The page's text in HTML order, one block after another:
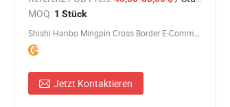
Marken Herren Mode Putian Damen
Sportschuhe
MOQ: 1 Stück
Jetzt Kontaktieren